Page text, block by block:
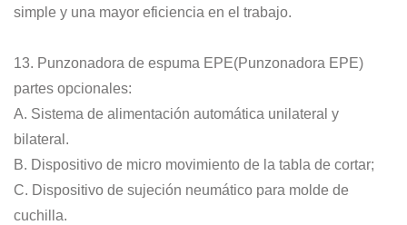
simple y una mayor eficiencia en el trabajo.
13. Punzonadora de espuma EPE(Punzonadora EPE)
partes opcionales:
A. Sistema de alimentación automática unilateral y
bilateral.
B. Dispositivo de micro movimiento de la tabla de cortar;
C. Dispositivo de sujeción neumático para molde de
cuchilla.